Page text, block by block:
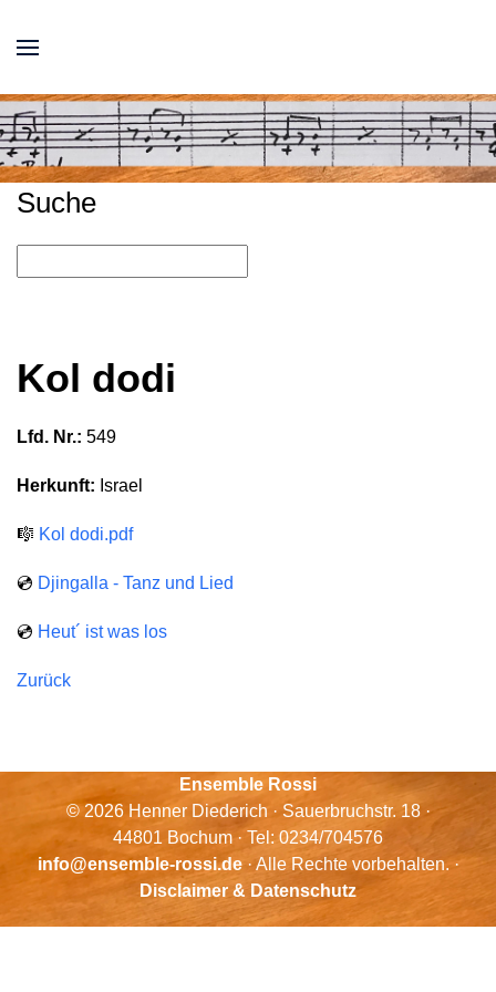
Suche
Kol dodi
Lfd. Nr.: 549
Herkunft: Israel
🎼 Kol dodi.pdf
💿 Djingalla - Tanz und Lied
💿 Heut´ ist was los
Zurück
Ensemble Rossi
© 2026 Henner Diederich · Sauerbruchstr. 18 ·
44801 Bochum · Tel: 0234/704576
info@ensemble-rossi.de· Alle Rechte vorbehalten. ·
Disclaimer & Datenschutz